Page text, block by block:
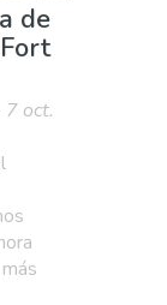
de
oct.